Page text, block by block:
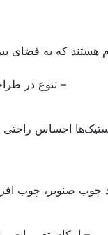
که به فضای
– تنوع در
احساس
صنوبر، چوب